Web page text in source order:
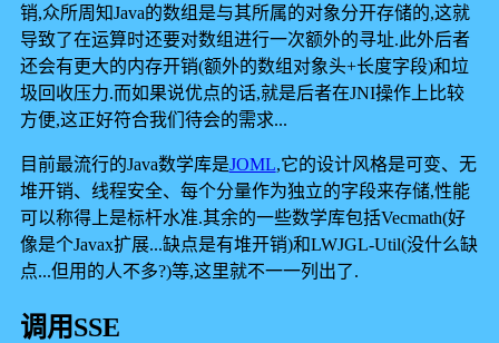
销,众所周知Java的数组是与其所属的对象分开存储的,这就
导致了在运算时还要对数组进行一次额外的寻址.此外后者
还会有更大的内存开销(额外的数组对象头+长度字段)和垃
圾回收压力.而如果说优点的话,就是后者在JNI操作上比较
方便,这正好符合我们待会的需求...
目前最流行的Java数学库是JOML,它的设计风格是可变、无
堆开销、线程安全、每个分量作为独立的字段来存储,性能
可以称得上是标杆水准.其余的一些数学库包括Vecmath(好
像是个Javax扩展...缺点是有堆开销)和LWJGL-Util(没什么缺
点...但用的人不多?)等,这里就不一一列出了.
调用SSE